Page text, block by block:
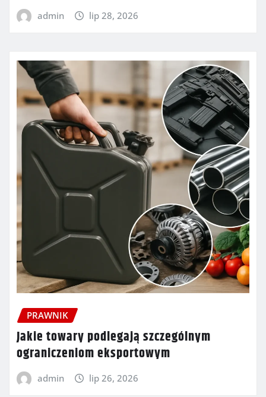
admin lip 28, 2026
PRAWNIK
Jakie towary podlegają szczególnym
ograniczeniom eksportowym
admin lip 26, 2026